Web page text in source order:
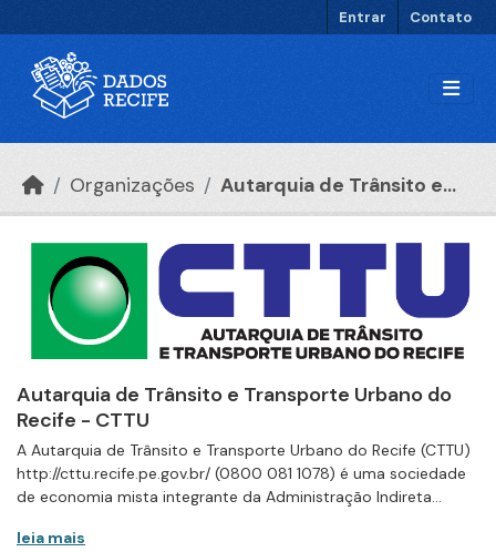
Entrar Contato
Organizações Autarquia de Trânsito e...
Autarquia de Trânsito e Transporte Urbano do
Recife - CTTU
A Autarquia de Trânsito e Transporte Urbano do Recife (CTTU)
http://cttu.recife.pe.gov.br/ (0800 081 1078) é uma sociedade
de economia mista integrante da Administração Indireta...
leia mais